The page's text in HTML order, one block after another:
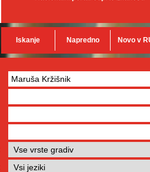
Iskanje Napredno Novo v